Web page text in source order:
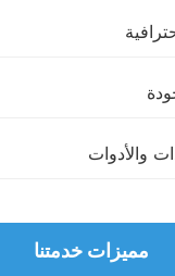
والأدوات
مميزات خدمتنا